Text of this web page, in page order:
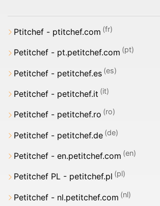
Ptitchef - ptitchef.com
Petitchef - pt.petitchef.com
Petitchef - petitchef.es
Petitchef - petitchef.it
Petitchef - petitchef.ro
Petitchef - petitchef.de
Petitchef - en.petitchef.com
Petitchef PL - petitchef.pl
Petitchef - nl.petitchef.com